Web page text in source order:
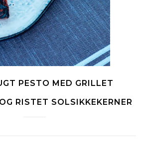
PESTO MED GRILLET
RISTET SOLSIKKEKERNER